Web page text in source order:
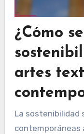
¿Cómo
artes
La sostenibilidad
contemporáneas